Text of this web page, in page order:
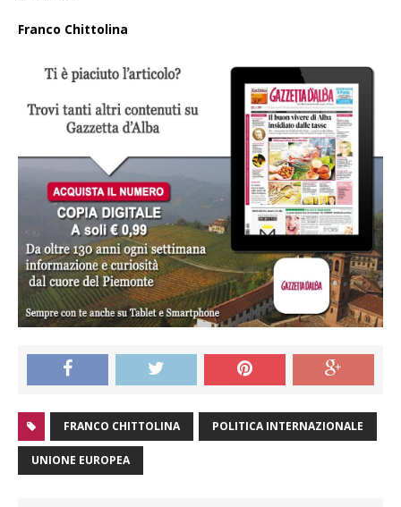
Franco Chittolina
FRANCO CHITTOLINA POLITICA INTERNAZIONALE
UNIONE EUROPEA